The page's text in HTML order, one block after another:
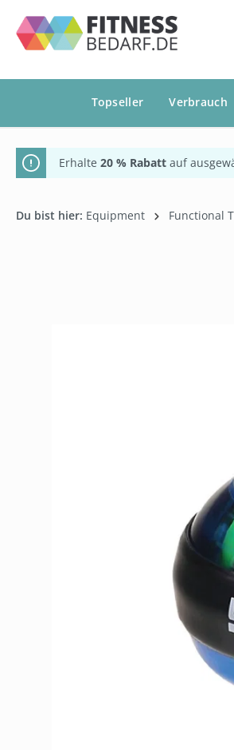
Zur Hauptnavigation springen
Topseller Verbrauch
Erhalte 20 % Rabatt auf
Du bist hier: Equipment Functional